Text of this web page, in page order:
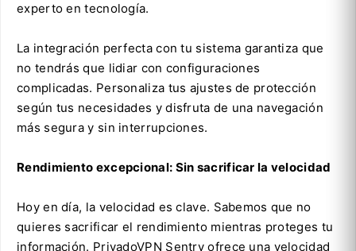
experto en tecnología.
La integración perfecta con tu sistema garantiza que
no tendrás que lidiar con configuraciones
complicadas. Personaliza tus ajustes de protección
según tus necesidades y disfruta de una navegación
más segura y sin interrupciones.
Rendimiento excepcional: Sin sacrificar la velocidad
Hoy en día, la velocidad es clave. Sabemos que no
quieres sacrificar el rendimiento mientras proteges tu
información. PrivadoVPN Sentry ofrece una velocidad